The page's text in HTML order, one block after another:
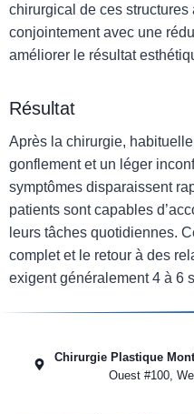
chirurgical de ces
conjointement avec une
améliorer le résultat
Résultat
Après la chirurgie,
gonflement et un léger
symptômes disparaissent
patients sont capables
leurs tâches quotidiennes.
complet et le retour à des
exigent généralement 4 à 6
Chirurgie Plastique
Ouest #100,